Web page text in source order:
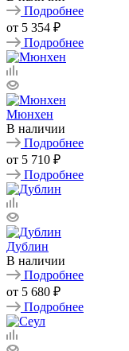
Подробнее
от 5 354 ₽
Подробнее
Мюнхен
В наличии
Подробнее
от 5 710 ₽
Подробнее
Дублин
В наличии
Подробнее
от 5 680 ₽
Подробнее